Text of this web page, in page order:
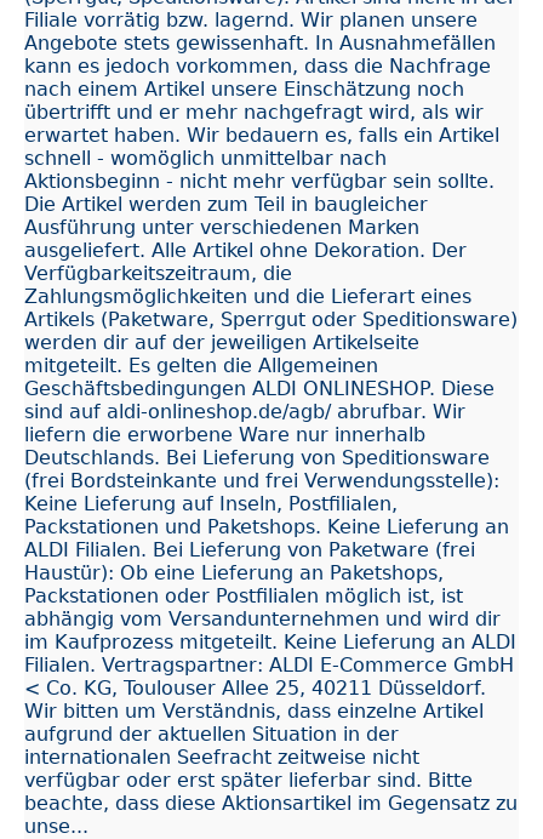
Filiale vorrätig bzw. lagernd. Wir planen unsere
Angebote stets gewissenhaft. In Ausnahmefällen
kann es jedoch vorkommen, dass die Nachfrage
nach einem Artikel unsere Einschätzung noch
übertrifft und er mehr nachgefragt wird, als wir
erwartet haben. Wir bedauern es, falls ein Artikel
schnell - womöglich unmittelbar nach
Aktionsbeginn - nicht mehr verfügbar sein sollte.
Die Artikel werden zum Teil in baugleicher
Ausführung unter verschiedenen Marken
ausgeliefert. Alle Artikel ohne Dekoration. Der
Verfügbarkeitszeitraum, die
Zahlungsmöglichkeiten und die Lieferart eines
Artikels (Paketware, Sperrgut oder Speditionsware)
werden dir auf der jeweiligen Artikelseite
mitgeteilt. Es gelten die Allgemeinen
Geschäftsbedingungen ALDI ONLINESHOP. Diese
sind auf aldi-onlineshop.de/agb/ abrufbar. Wir
liefern die erworbene Ware nur innerhalb
Deutschlands. Bei Lieferung von Speditionsware
(frei Bordsteinkante und frei Verwendungsstelle):
Keine Lieferung auf Inseln, Postfilialen,
Packstationen und Paketshops. Keine Lieferung an
ALDI Filialen. Bei Lieferung von Paketware (frei
Haustür): Ob eine Lieferung an Paketshops,
Packstationen oder Postfilialen möglich ist, ist
abhängig vom Versandunternehmen und wird dir
im Kaufprozess mitgeteilt. Keine Lieferung an ALDI
Filialen. Vertragspartner: ALDI E-Commerce GmbH
< Co. KG, Toulouser Allee 25, 40211 Düsseldorf.
Wir bitten um Verständnis, dass einzelne Artikel
aufgrund der aktuellen Situation in der
internationalen Seefracht zeitweise nicht
verfügbar oder erst später lieferbar sind. Bitte
beachte, dass diese Aktionsartikel im Gegensatz zu
unse...